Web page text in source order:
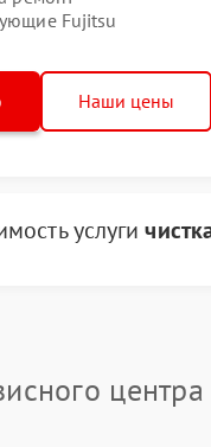
Fujitsu
Наши цены
услуги
центра